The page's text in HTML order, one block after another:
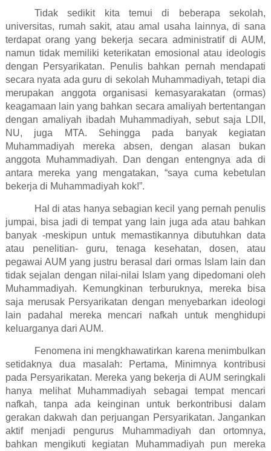
Tidak sedikit kita temui di beberapa sekolah,
universitas, rumah sakit, atau amal usaha lainnya, di sana
terdapat orang yang bekerja secara administratif di AUM,
namun tidak memiliki keterikatan emosional atau ideologis
dengan Persyarikatan. Penulis bahkan pernah mendapati
secara nyata ada guru di sekolah Muhammadiyah, tetapi dia
merupakan anggota organisasi kemasyarakatan (ormas)
keagamaan lain yang bahkan secara amaliyah bertentangan
dengan amaliyah ibadah Muhammadiyah, sebut saja LDII,
NU, juga MTA. Sehingga pada banyak kegiatan
Muhammadiyah mereka absen, dengan alasan bukan
anggota Muhammadiyah. Dan dengan entengnya ada di
antara mereka yang mengatakan, “saya cuma kebetulan
bekerja di Muhammadiyah kok!”.
Hal di atas hanya sebagian kecil yang pernah penulis
jumpai, bisa jadi di tempat yang lain juga ada atau bahkan
banyak -meskipun untuk memastikannya dibutuhkan data
atau penelitian- guru, tenaga kesehatan, dosen, atau
pegawai AUM yang justru berasal dari ormas Islam lain dan
tidak sejalan dengan nilai-nilai Islam yang dipedomani oleh
Muhammadiyah. Kemungkinan terburuknya, mereka bisa
saja merusak Persyarikatan dengan menyebarkan ideologi
lain padahal mereka mencari nafkah untuk menghidupi
keluarganya dari AUM.
Fenomena ini mengkhawatirkan karena menimbulkan
setidaknya dua masalah: Pertama,
Minimnya kontribusi
pada Persyarikatan. Mereka yang bekerja di AUM seringkali
hanya melihat Muhammadiyah sebagai tempat mencari
nafkah, tanpa ada keinginan untuk berkontribusi dalam
gerakan dakwah dan perjuangan Persyarikatan. Jangankan
aktif menjadi pengurus Muhammadiyah dan ortomnya,
bahkan mengikuti kegiatan Muhammadiyah pun mereka